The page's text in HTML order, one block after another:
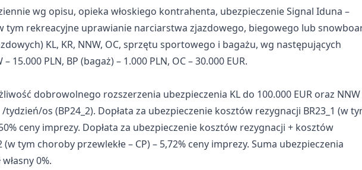
wg opisu, opieka włoskiego kontrahenta, ubezpieczenie Signal Iduna –
tym rekreacyjne uprawianie narciarstwa zjazdowego, biegowego lub
KL, KR, NNW, OC, sprzętu sportowego i bagażu, wg następujących
15.000 PLN, BP (bagaż) – 1.000 PLN, OC – 30.000 EUR.
dobrowolnego rozszerzenia ubezpieczenia KL do 100.000 EUR oraz
/tydzień/os (BP24_2). Dopłata za ubezpieczenie kosztów rezygnacji BR23_1 (w
ceny imprezy. Dopłata za ubezpieczenie kosztów rezygnacji + kosztów
tym choroby przewlekłe – CP) – 5,72% ceny imprezy. Suma ubezpieczenia
0%.